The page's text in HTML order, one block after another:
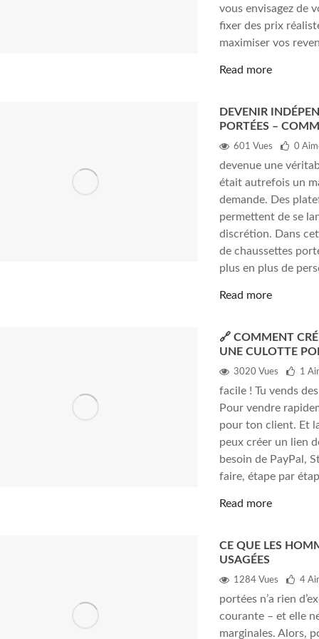
vous envisagez de
fixer des prix
maximiser vos
Read more
DEVENIR
PORTÉES –
601 Vues 0
devenue une
était autrefois un
demande. Des
permettent de se
discrétion. Dans
de chaussettes
plus en plus de
Read more
🔗 COMMENT
UNE CULOTTE
3020 Vues 1
facile ! Tu vends
Pour vendre
pour ton client. Et
peux créer un lien
besoin de PayPal,
faire, étape par
Read more
CE QUE LES
USAGÉES
1284 Vues 4
portées n’a rien
courante – et elle
marginales. Alors,